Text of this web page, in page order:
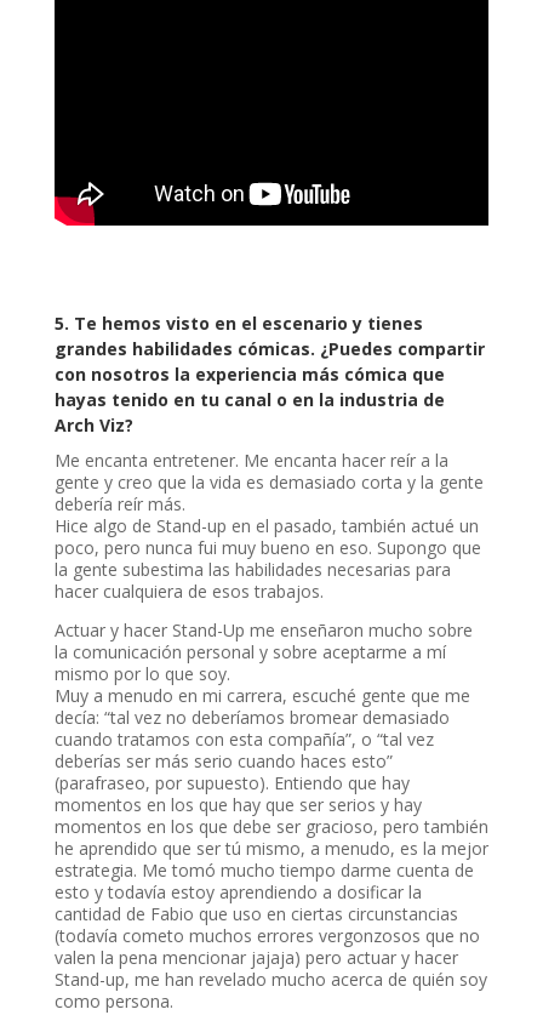
5. Te hemos visto en el escenario y tienes
grandes habilidades cómicas. ¿Puedes compartir
con nosotros la experiencia más cómica que
hayas tenido en tu canal o en la industria de
Arch Viz?
Me encanta entretener. Me encanta hacer reír a la
gente y creo que la vida es demasiado corta y la gente
debería reír más.
Hice algo de Stand-up en el pasado, también actué un
poco, pero nunca fui muy bueno en eso. Supongo que
la gente subestima las habilidades necesarias para
hacer cualquiera de esos trabajos.
Actuar y hacer Stand-Up me enseñaron mucho sobre
la comunicación personal y sobre aceptarme a mí
mismo por lo que soy.
Muy a menudo en mi carrera, escuché gente que me
decía: “tal vez no deberíamos bromear demasiado
cuando tratamos con esta compañía”, o “tal vez
deberías ser más serio cuando haces esto”
(parafraseo, por supuesto). Entiendo que hay
momentos en los que hay que ser serios y hay
momentos en los que debe ser gracioso, pero también
he aprendido que ser tú mismo, a menudo, es la mejor
estrategia. Me tomó mucho tiempo darme cuenta de
esto y todavía estoy aprendiendo a dosificar la
cantidad de Fabio que uso en ciertas circunstancias
(todavía cometo muchos errores vergonzosos que no
valen la pena mencionar jajaja) pero actuar y hacer
Stand-up, me han revelado mucho acerca de quién soy
como persona.